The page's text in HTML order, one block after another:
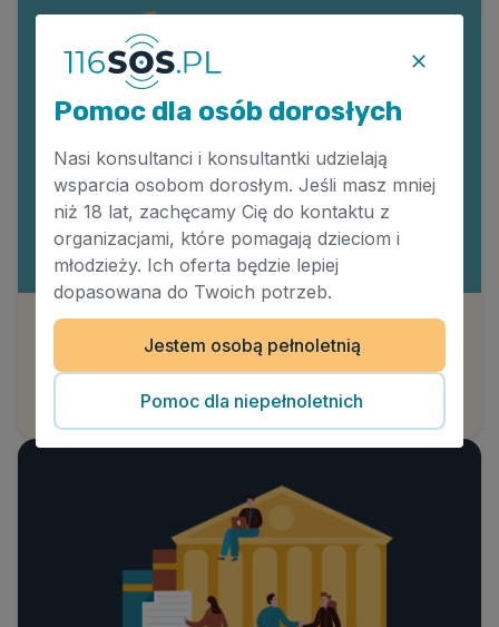
Jak poradzić sobie z nadmierną potrzebą
kontroli?
Maria Engler
Pomoc dla osób dorosłych
Nasi konsultanci i konsultantki udzielają
wsparcia osobom dorosłym. Jeśli masz mniej
niż 18 lat, zachęcamy Cię do kontaktu z
organizacjami, które pomagają dzieciom i
młodzieży. Ich oferta będzie lepiej
dopasowana do Twoich potrzeb.
Jestem osobą pełnoletnią
Pomoc dla niepełnoletnich